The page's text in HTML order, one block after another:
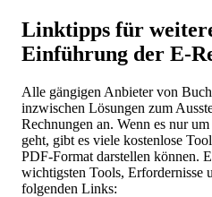
Linktipps für
Einführung der E-
Alle gängigen Anbieter von
inzwischen Lösungen zum
Rechnungen an. Wenn es nur
geht, gibt es viele kostenlose
PDF-Format darstellen können.
wichtigsten Tools, Erfordernisse
folgenden Links: